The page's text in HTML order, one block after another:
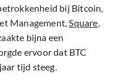
bij Bitcoin,
Management,Square,
bijna een
ervoor dat BTC
tijd steeg.